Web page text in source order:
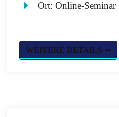
Ort:Online-Seminar
WEITERE DETAILS ➞